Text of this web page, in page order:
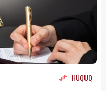
HÜQUQ